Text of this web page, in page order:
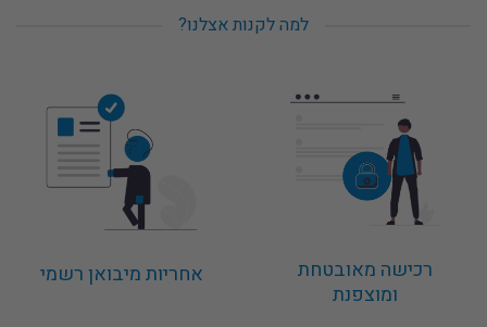
למה לקנות אצלנו?
רכישה מאובטחת
ומוצפנת
אחריות מיבואן רשמי